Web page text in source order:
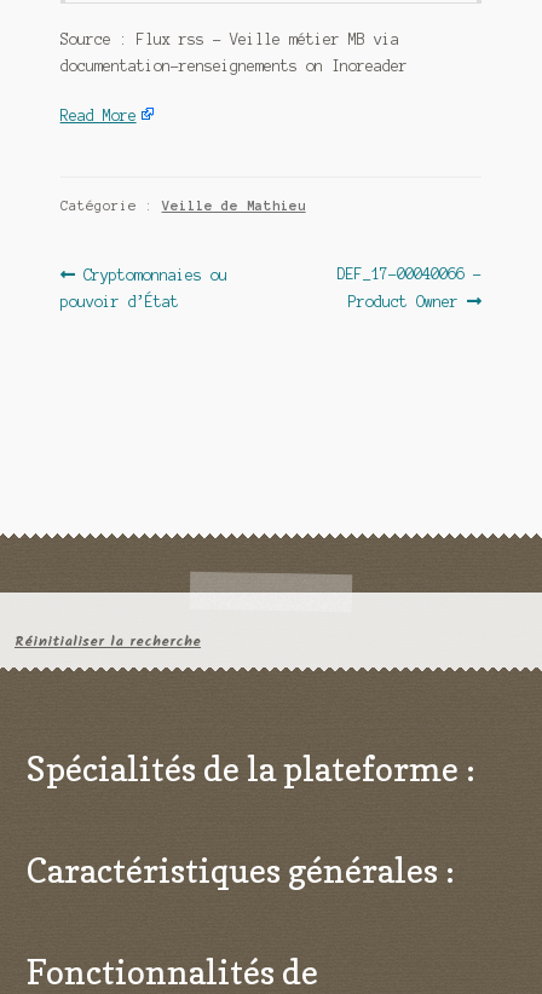
Source : Flux rss – Veille métier MB via
documentation-renseignements on Inoreader
Read More
Catégorie :Veille de Mathieu
Navigation
de
Article
précédent :
Cryptomonnaies ou
pouvoir d’État
Article
suivant :
DEF_17-00040066 –
Product Owner
Réinitialiser la recherche
Spécialités de la plateforme :
Caractéristiques générales :
Fonctionnalités de